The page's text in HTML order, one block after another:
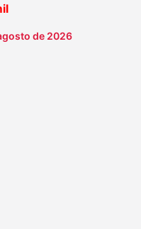
de 2026